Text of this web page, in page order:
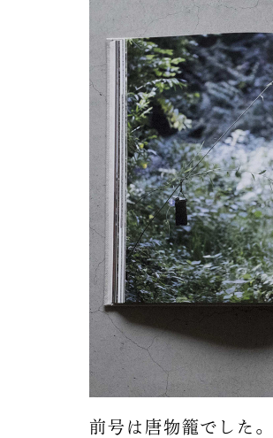
前号は唐物籠でした